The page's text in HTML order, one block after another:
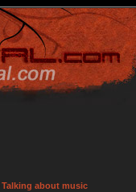
Talking about music